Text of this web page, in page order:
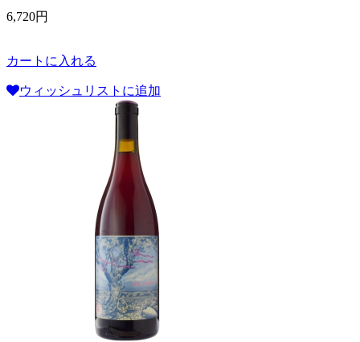
6,720円
カートに入れる
ウィッシュリストに追加